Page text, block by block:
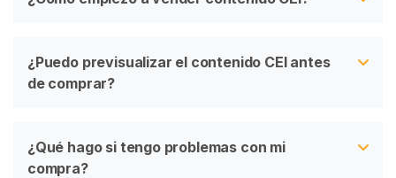
¿Puedo previsualizar el contenido CEI antes
de comprar?
¿Qué hago si tengo problemas con mi
compra?